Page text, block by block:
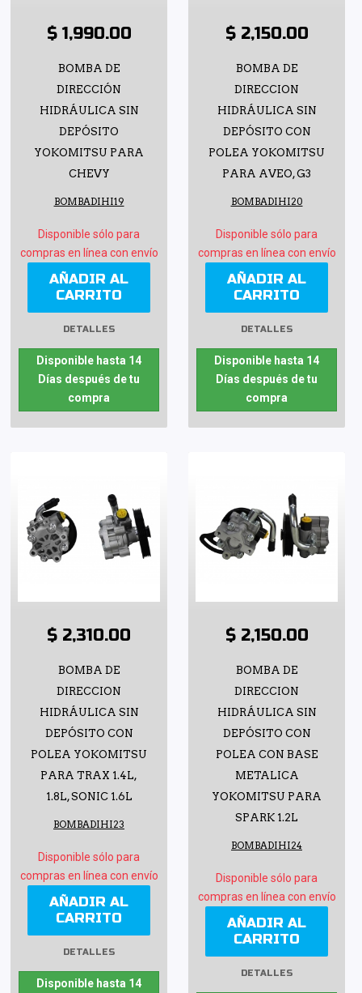
$ 1,990.00
BOMBA DE
DIRECCIÓN
HIDRÁULICA SIN
DEPÓSITO
YOKOMITSU PARA
CHEVY
BOMBADIHI19
Disponible sólo para
compras en línea con envío
AÑADIR AL
CARRITO
DETALLES
Disponible hasta 14
Días después de tu
compra
$ 2,150.00
BOMBA DE
DIRECCION
HIDRÁULICA SIN
DEPÓSITO CON
POLEA YOKOMITSU
PARA AVEO, G3
BOMBADIHI20
Disponible sólo para
compras en línea con envío
AÑADIR AL
CARRITO
DETALLES
Disponible hasta 14
Días después de tu
compra
$ 2,310.00
BOMBA DE
DIRECCION
HIDRÁULICA SIN
DEPÓSITO CON
POLEA YOKOMITSU
PARA TRAX 1.4L,
1.8L, SONIC 1.6L
BOMBADIHI23
Disponible sólo para
compras en línea con envío
AÑADIR AL
CARRITO
DETALLES
Disponible hasta 14
$ 2,150.00
BOMBA DE
DIRECCION
HIDRÁULICA SIN
DEPÓSITO CON
POLEA CON BASE
METALICA
YOKOMITSU PARA
SPARK 1.2L
BOMBADIHI24
Disponible sólo para
compras en línea con envío
AÑADIR AL
CARRITO
DETALLES